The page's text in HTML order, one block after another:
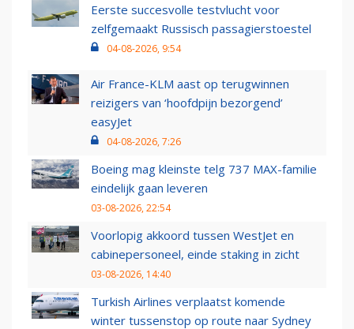
Eerste succesvolle testvlucht voor
zelfgemaakt Russisch passagierstoestel
04-08-2026, 9:54
Air France-KLM aast op terugwinnen
reizigers van ‘hoofdpijn bezorgend’
easyJet
04-08-2026, 7:26
Boeing mag kleinste telg 737 MAX-familie
eindelijk gaan leveren
03-08-2026, 22:54
Voorlopig akkoord tussen WestJet en
cabinepersoneel, einde staking in zicht
03-08-2026, 14:40
Turkish Airlines verplaatst komende
winter tussenstop op route naar Sydney